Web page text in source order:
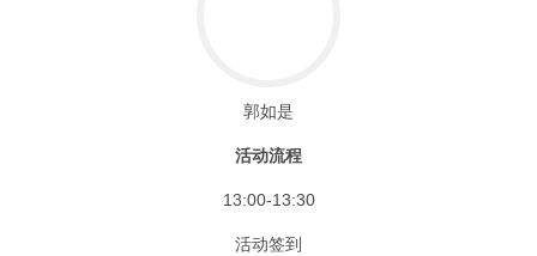
郭如是
活动流程
13:00-13:30
活动签到